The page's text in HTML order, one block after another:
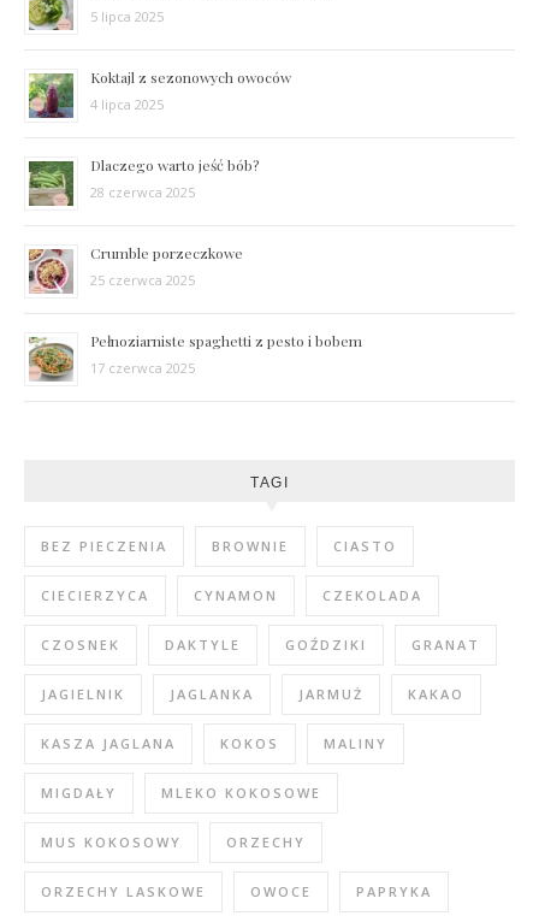
5 lipca 2025
Koktajl z sezonowych owoców
4 lipca 2025
Dlaczego warto jeść bób?
28 czerwca 2025
Crumble porzeczkowe
25 czerwca 2025
Pełnoziarniste spaghetti z pesto i bobem
17 czerwca 2025
TAGI
BEZ PIECZENIA BROWNIE CIASTO
CIECIERZYCA CYNAMON CZEKOLADA
CZOSNEK DAKTYLE GOŹDZIKI GRANAT
JAGIELNIK JAGLANKA JARMUŻ KAKAO
KASZA JAGLANA KOKOS MALINY
MIGDAŁY MLEKO KOKOSOWE
MUS KOKOSOWY ORZECHY
ORZECHY LASKOWE OWOCE PAPRYKA